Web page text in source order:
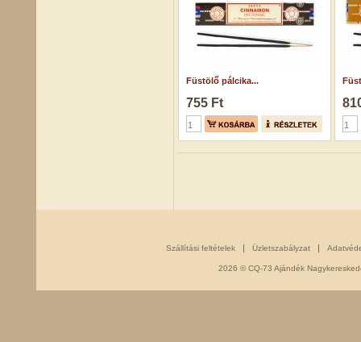
Füstölő pálcika...
755 Ft
Szállítási feltételek Üzletszabályzat
2026 © CQ-73 Ajándék